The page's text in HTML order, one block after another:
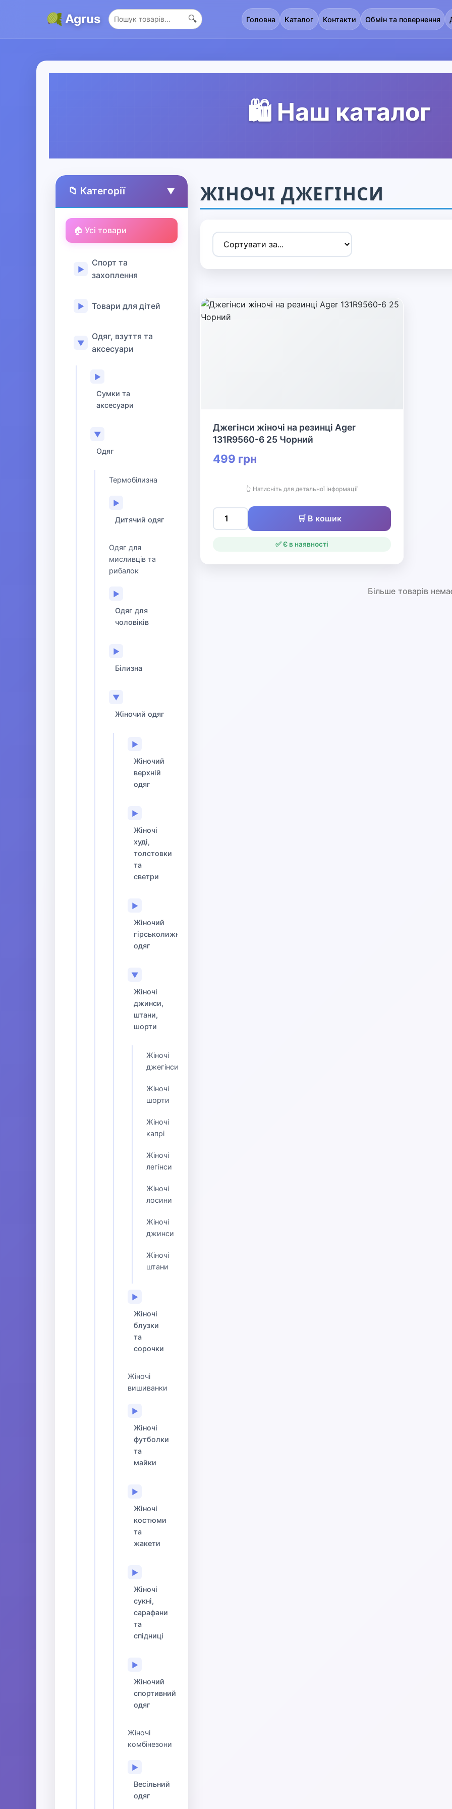
Agrus 🔍 Головна Каталог Контакти Обмін та повернення
🛍️ Наш каталог
📁 Категорії ▲
🏠 Усі товари
▶
Спорт та
захоплення
▶ Товари для дітей
▼
Одяг, взуття та
аксесуари
▶
Сумки та
аксесуари
▼
Одяг
Термобілизна
▶
Дитячий одяг
Одяг для
мисливців та
рибалок
▶
Одяг для
чоловіків
▶
Білизна
▼
Жіночий одяг
▶
Жіночий
верхній
одяг
▶
Жіночі
худі,
толстовки
та
светри
▶
Жіночий
гірськолижний
одяг
▼
Жіночі
джинси,
штани,
шорти
Жіночі
джегінси
Жіночі
шорти
Жіночі
капрі
Жіночі
легінси
Жіночі
лосини
Жіночі
джинси
Жіночі
штани
▶
Жіночі
блузки
та
сорочки
Жіночі
вишиванки
▶
Жіночі
футболки
та
майки
▶
Жіночі
костюми
та
жакети
▶
Жіночі
сукні,
сарафани
та
спідниці
▶
Жіночий
спортивний
одяг
Жіночі
комбінезони
▶
Весільний
одяг
ЖІНОЧІ ДЖЕГІНСИ
Джегінси жіночі на резинці Ager
131R9560-6 25 Чорний
499 грн
👆 Натисніть для детальної інформації
🛒 В кошик
✅ Є в наявності
Більше товарів